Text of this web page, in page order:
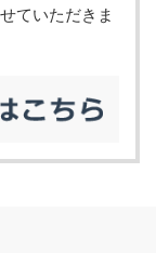
ていただきま